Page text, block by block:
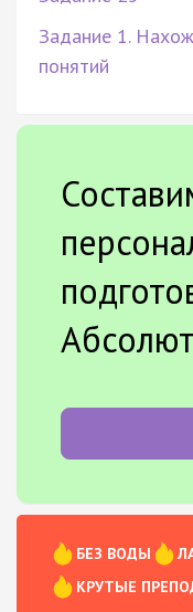
Задание 1.
понятий
БЕЗ ВОДЫ
КРУТЫЕ